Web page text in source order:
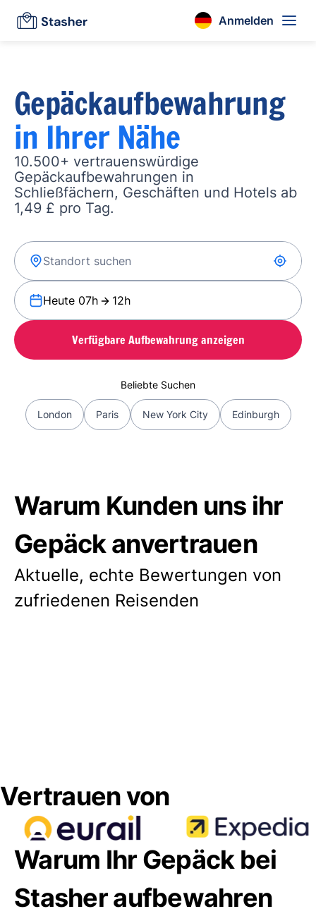
Anmelden
Gepäckaufbewahrung
in Ihrer Nähe
10.500+ vertrauenswürdige
Gepäckaufbewahrungen in
Schließfächern, Geschäften und Hotels ab
1,49 £ pro Tag.
Heute 07h 12h
Verfügbare Aufbewahrung anzeigen
Beliebte Suchen
London Paris New York City Edinburgh
Warum Kunden uns ihr
Gepäck anvertrauen
Aktuelle, echte Bewertungen von
zufriedenen Reisenden
Vertrauen von
Warum Ihr Gepäck bei
Stasher aufbewahren